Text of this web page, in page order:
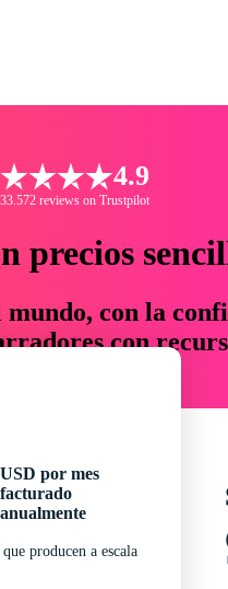
4.9
reviews on Trustpilot
precios
con la
con
presupuesto.
USD por mes
facturado
anualmente
producen a escala